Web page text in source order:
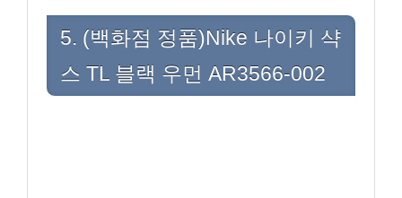
5. (백화점 정품)Nike 나이키 샥
스 TL 블랙 우먼 AR3566-002